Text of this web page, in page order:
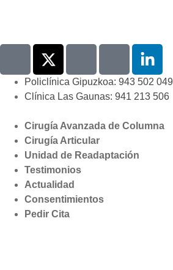
Policlínica Gipuzkoa: 943 502 049
Clínica Las Gaunas: 941 213 506
Cirugía Avanzada de Columna
Cirugía Articular
Unidad de Readaptación
Testimonios
Actualidad
Consentimientos
Pedir Cita